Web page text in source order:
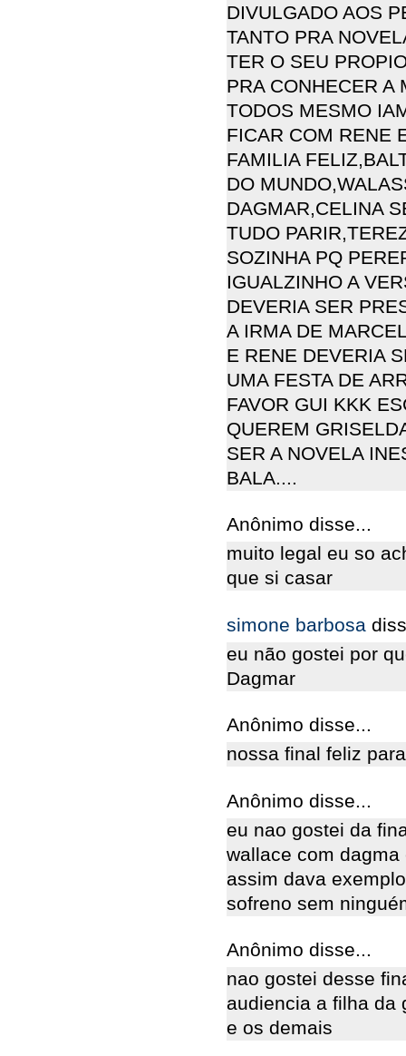
DIVULGADO AOS
TANTO PRA
TER O SEU
PRA CONHECER A
TODOS MESMO
FICAR COM RENE
FAMILIA
DO
DAGMAR,CELINA
TUDO
SOZINHA PQ
IGUALZINHO A
DEVERIA SER
A IRMA DE
E RENE DEVERIA
UMA FESTA DE
FAVOR GUI KKK
QUEREM
SER A NOVELA
BALA....
Anônimo disse...
muito legal eu so
que si casar
simone barbosa
eu não gostei por
Dagmar
Anônimo disse...
nossa final feliz
Anônimo disse...
eu nao gostei da
wallace com
assim dava
sofreno sem
Anônimo disse...
nao gostei desse
audiencia a filha da
e os demais